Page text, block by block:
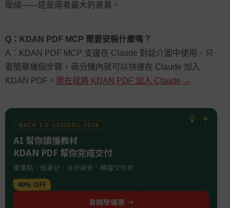
壓縮——這是兩者最大的差異。
Q：KDAN PDF MCP 需要安裝什麼嗎？
A：KDAN PDF MCP 支援在 Claude 對話介面中使用，只
要簡單幾個步驟，兩分鐘內就可以快速在 Claude 加入
KDAN PDF。 現在就將 KDAN PDF 加入 Claude →
BACK TO SCHOOL 2026
AI 幫你讀懂教材
KDAN PDF 幫你完成交付
畫重點、做筆記、合併報告、轉檔交作業
40% OFF
看開學優惠 →